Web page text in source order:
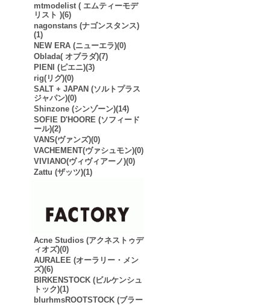
mtmodelist ( エムティーモデ
リスト )(6)
nagonstans (ナゴンスタンス)
(1)
NEW ERA (ニューエラ)(0)
Oblada( オブラダ)(7)
PIENI (ピエニ)(3)
rig(リグ)(0)
SALT + JAPAN (ソルトプラス
ジャパン)(0)
Shinzone (シンゾーン)(14)
SOFIE D'HOORE (ソフィード
ール)(2)
VANS(ヴァンズ)(0)
VACHEMENT(ヴァシュモン)(0)
VIVIANO(ヴィヴィアーノ)(0)
Zattu (ザッツ)(1)
Acne Studios (アクネストゥデ
ィオズ)(0)
AURALEE (オーラリー・メン
ズ)(6)
BIRKENSTOCK (ビルケンシュ
トック)(1)
blurhmsROOTSTOCK (ブラー